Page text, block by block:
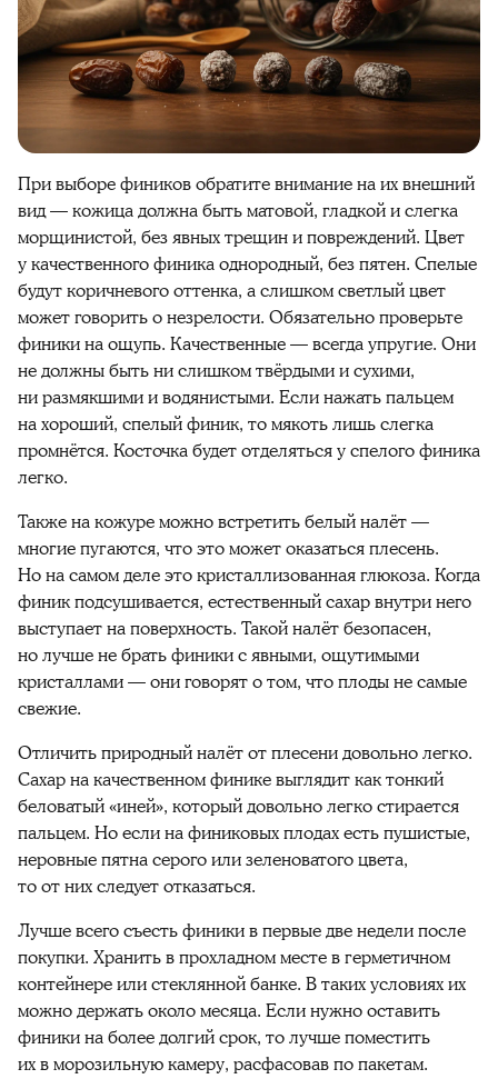
При выборефиниковобратите внимание на их внешний
вид — кожица должна быть матовой, гладкой и слегка
морщинистой, без явных трещин и повреждений. Цвет
у качественногофиникаоднородный, без пятен. Спелые
будуткоричневогооттенка, а слишком светлый цвет
может говорить о незрелости. Обязательно проверьте
финикина ощупь. Качественные — всегда упругие. Они
не должны быть ни слишком твёрдыми и сухими,
ни размякшими и водянистыми. Если нажать пальцем
на хороший, спелыйфиник, то мякоть лишь слегка
промнётся. Косточка будет отделяться у спелогофиника
легко.
Также на кожуре можно встретить белый налёт —
многие пугаются, что это может оказаться плесень.
Но на самом деле это кристаллизованная глюкоза. Когда
финикподсушивается, естественный сахар внутри него
выступает на поверхность. Такой налёт безопасен,
но лучше не братьфиникис явными, ощутимыми
кристаллами — они говорят о том, чтоплодыне самые
свежие.
Отличить природный налёт от плесени довольно легко.
Сахар на качественномфиникевыглядит как тонкий
беловатый «иней», который довольно легко стирается
пальцем. Но если нафиниковыхплодахесть пушистые,
неровные пятна серого или зеленоватого цвета,
то от них следует отказаться.
Лучше всего съестьфиникив первые две недели после
покупки. Хранить в прохладном месте в герметичном
контейнере или стеклянной банке. В таких условияхих
можно держать около месяца. Если нужно оставить
финикина более долгий срок, то лучше поместить
их в морозильную камеру, расфасовав по пакетам.